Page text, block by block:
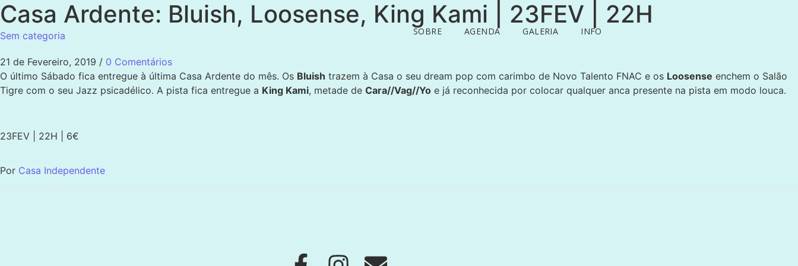
SOBRE AGENDA GALERIA INFO
Casa Ardente: Bluish, Loosense, King Kami | 23FEV | 22H
Sem categoria
21 de Fevereiro, 2019 / 0 Comentários
O último Sábado fica entregue à última Casa Ardente do mês. Os Bluish trazem à Casa o seu dream pop com carimbo de Novo Talento FNAC e os Loosense enchem o Salão
Tigre com o seu Jazz psicadélico. A pista fica entregue a King Kami, metade de Cara//Vag//Yo e já reconhecida por colocar qualquer anca presente na pista em modo louca.
23FEV | 22H | 6€
Por Casa Independente